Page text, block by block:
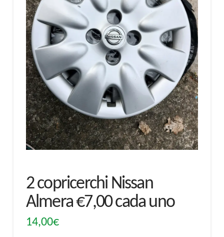
2 copricerchi Nissan
Almera €7,00 cada uno
14,00€